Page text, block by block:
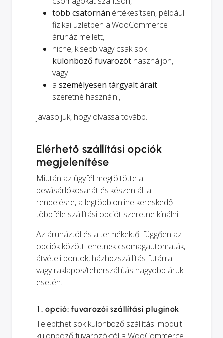
több csatornán értékesítsen, például
fizikai üzletben a WooCommerce
áruház mellett,
niche, kisebb vagy csak sok
különböző fuvarozót használjon,
vagy
a személyesen tárgyalt árait
szeretné használni,
javasoljuk, hogy olvassa tovább.
Elérhető szállítási opciók
megjelenítése
Miután az ügyfél megtöltötte a
bevásárlókosarát és készen áll a
rendelésre, a legtöbb online kereskedő
többféle szállítási opciót szeretne kínálni.
Az áruháztól és a termékektől függően az
opciók között lehetnek csomagautomaták,
átvételi pontok, házhozszállítás futárral
vagy raklapos/teherszállítás nagyobb áruk
esetén.
1. opció: fuvarozói szállítási pluginok
Telepíthet sok különböző szállítási modult
különböző fuvarozóktól a WooCommerce